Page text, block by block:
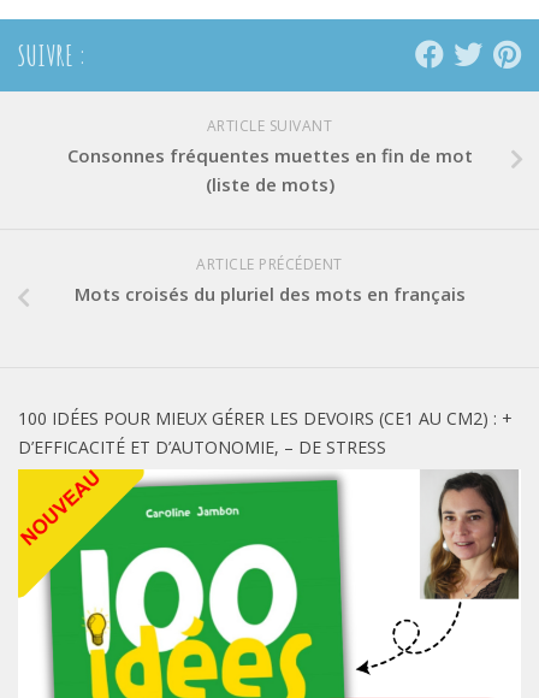
SUIVRE :
ARTICLE SUIVANT
Consonnes fréquentes muettes en fin de mot
(liste de mots)
ARTICLE PRÉCÉDENT
Mots croisés du pluriel des mots en français
100 IDÉES POUR MIEUX GÉRER LES DEVOIRS (CE1 AU CM2) : +
D’EFFICACITÉ ET D’AUTONOMIE, – DE STRESS